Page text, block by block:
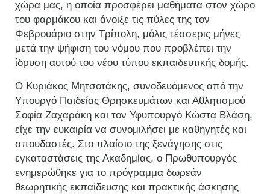
χώρα μας, η οποία προσφέρει μαθήματα στον χώρο
του φαρμάκου και άνοιξε τις πύλες της τον
Φεβρουάριο στην Τρίπολη, μόλις τέσσερις μήνες
μετά την ψήφιση του νόμου που προβλέπει την
ίδρυση αυτού του νέου τύπου εκπαιδευτικής δομής.
Ο Κυριάκος Μητσοτάκης, συνοδευόμενος από την
Υπουργό Παιδείας Θρησκευμάτων και Αθλητισμού
Σοφία Ζαχαράκη και τον Υφυπουργό Κώστα Βλάση,
είχε την ευκαιρία να συνομιλήσει με καθηγητές και
σπουδαστές. Στο πλαίσιο της ξενάγησης στις
εγκαταστάσεις της Ακαδημίας, ο Πρωθυπουργός
ενημερώθηκε για το πρόγραμμα δωρεάν
θεωρητικής εκπαίδευσης και πρακτικής άσκησης